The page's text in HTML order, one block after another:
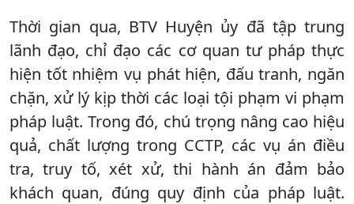
Thời gian qua, BTV Huyện ủy đã tập trung
lãnh đạo, chỉ đạo các cơ quan tư pháp thực
hiện tốt nhiệm vụ phát hiện, đấu tranh, ngăn
chặn, xử lý kịp thời các loại tội phạm vi phạm
pháp luật. Trong đó, chú trọng nâng cao hiệu
quả, chất lượng trong CCTP, các vụ án điều
tra, truy tố, xét xử, thi hành án đảm bảo
khách quan, đúng quy định của pháp luật.